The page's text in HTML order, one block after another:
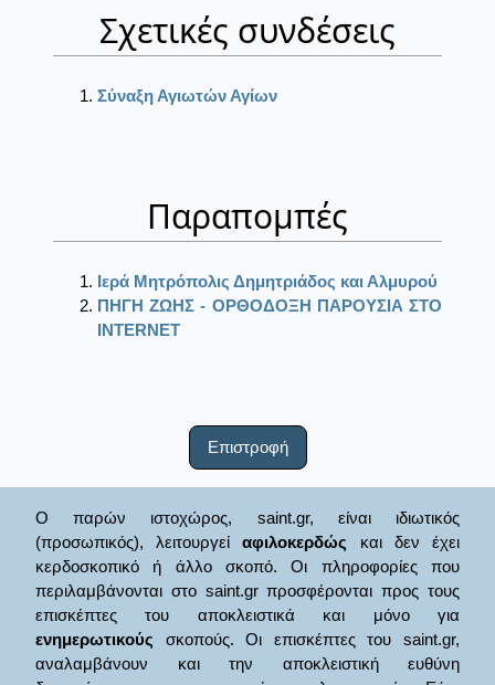
Σχετικές συνδέσεις
Σύναξη Αγιωτών Αγίων
Παραπομπές
Ιερά Μητρόπολις Δημητριάδος και Αλμυρού
ΠΗΓΗ ΖΩΗΣ - ΟΡΘΟΔΟΞΗ ΠΑΡΟΥΣΙΑ ΣΤΟ
ΙΝΤΕRΝΕΤ
Επιστροφή
Ο παρών ιστοχώρος, saint.gr, είναι ιδιωτικός
(προσωπικός), λειτουργείαφιλοκερδώς και δεν έχει
κερδοσκοπικό ή άλλο σκοπό. Οι πληροφορίες που
περιλαμβάνονται στο saint.gr προσφέρονται προς τους
επισκέπτες του αποκλειστικά και μόνο για
ενημερωτικούς σκοπούς. Οι επισκέπτες του saint.gr,
αναλαμβάνουν και την αποκλειστική ευθύνη